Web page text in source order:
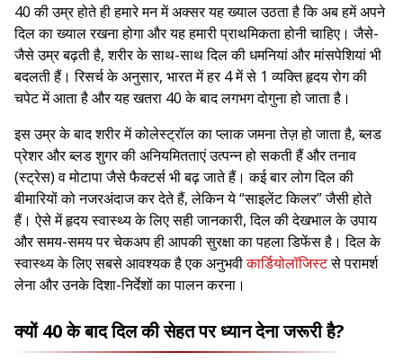
40 की उम्र होते ही हमारे मन में अक्सर यह ख्याल उठता है कि अब हमें अपने
दिल का ख्याल रखना होगा और यह हमारी प्राथमिकता होनी चाहिए। जैसे-
जैसे उम्र बढ़ती है, शरीर के साथ-साथ दिल की धमनियां और मांसपेशियां भी
बदलती हैं। रिसर्च के अनुसार, भारत में हर 4 में से 1 व्यक्ति हृदय रोग की
चपेट में आता है और यह खतरा 40 के बाद लगभग दोगुना हो जाता है।
इस उम्र के बाद शरीर में कोलेस्ट्रॉल का प्लाक जमना तेज़ हो जाता है, ब्लड
प्रेशर और ब्लड शुगर की अनियमितताएं उत्पन्न हो सकती हैं और तनाव
(स्ट्रेस) व मोटापा जैसे फैक्टर्स भी बढ़ जाते हैं। कई बार लोग दिल की
बीमारियों को नजरअंदाज कर देते हैं, लेकिन ये “साइलेंट किलर” जैसी होते
हैं। ऐसे में हृदय स्वास्थ्य के लिए सही जानकारी, दिल की देखभाल के उपाय
और समय-समय पर चेकअप ही आपकी सुरक्षा का पहला डिफेंस है। दिल के
स्वास्थ्य के लिए सबसे आवश्यक है एक अनुभवीकार्डियोलॉजिस्टसे परामर्श
लेना और उनके दिशा-निर्देशों का पालन करना।
क्यों 40 के बाद दिल की सेहत पर ध्यान देना जरूरी है?